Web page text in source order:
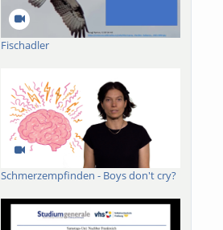
Fischadler
Schmerzempfinden - Boys don't cry?